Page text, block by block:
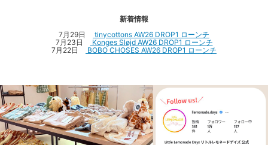
新着情報
7月29日
tinycottons AW26 DROP1 ローンチ
7月23日
Konges Sløjd AW26 DROP1 ローンチ
7月22日
BOBO CHOSES AW26 DROP1 ローンチ